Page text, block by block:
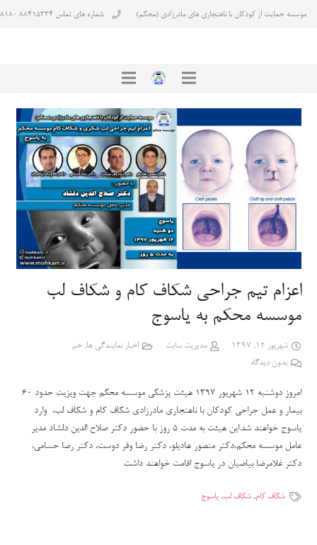
موسسه حمایت از کودکان با ناهنجاری های مادرزادی (محکم) شماره های تماس ۸۸۴۱۵۳۳۴ ۸۸۴۳۸۱۸۰
اعزام تیم جراحی شکاف کام و شکاف لب
موسسه محکم به یاسوج
شهریور 12, 1397 مدیریت سایت اخبار نمایندگی ها, خبر
بدون دیدگاه
امروز دوشنبه 12 شهریور 1397 هیئت پزشکی موسسه محکم جهت ویزیت حدود 60
بیمار و عمل جراحی کودکان با ناهنجاری مادرزادی شکاف کام و شکاف لب، وارد
یاسوج خواهند شد.این هیئت به مدت 5 روز با حضور دکتر صلاح الدین دلشاد مدیر
عامل موسسه محکم،دکتر منصور هادیلو، دکتر رضا وقر دوست، دکتر رضا حسامی،
دکتر غلامرضا بیاضیان در یاسوج اقامت خواهند داشت.
شکاف کام,شکاف لب,یاسوج